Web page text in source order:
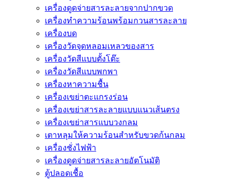
เครื่องดูดจ่ายสารละลายจากปากขวด
เครื่องทำความร้อนพร้อมกวนสารละลาย
เครื่องบด
เครื่องวัดจุดหลอมเหลวของสาร
เครื่องวัดสีแบบตั้งโต๊ะ
เครื่องวัดสีแบบพกพา
เครื่องหาความชื้น
เครื่องเขย่าตะแกรงร่อน
เครื่องเขย่าสารละลายแบบแนวเส้นตรง
เครื่องเขย่าสารแบบวงกลม
เตาหลุมให้ความร้อนสำหรับขวดก้นกลม
เครื่องชั่งไฟฟ้า
เครื่องดูดจ่ายสารละลายอัตโนมัติ
ตู้ปลอดเชื้อ